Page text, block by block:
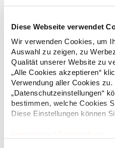
Diese Webseite verwendet
Wir verwenden Cookies, um
Auswahl zu zeigen, zu
Qualität unserer Website zu
„Alle Cookies akzeptieren“
Verwendung aller Cookies zu.
„Datenschutzeinstellungen“
bestimmen, welche Cookies
Diese Einstellungen können
Waterloo Office Park Building O,
TR085 TriDri Damen kurzes
Überschnittener Schultern Lässige Oversized-Passform Mit